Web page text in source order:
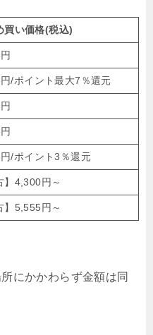
買い価格(税込)
/ポイント最大7％還元
/ポイント3％還元
】4,300円～
】5,555円～
にかかわらず金額は同